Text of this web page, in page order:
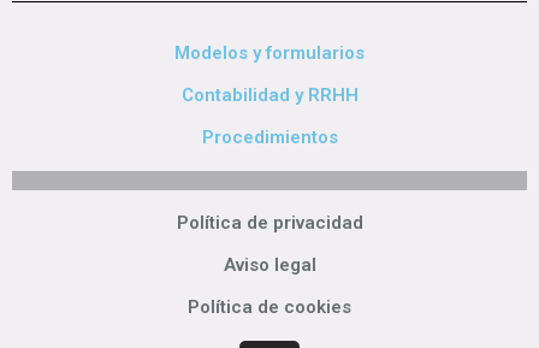
Modelos y formularios
Contabilidad y RRHH
Procedimientos
Política de privacidad
Aviso legal
Política de cookies